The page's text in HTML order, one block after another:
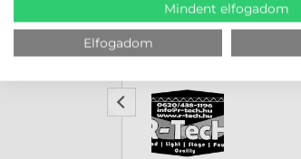
Rucska Dániel
Mindent elfogadom
Elfogadom